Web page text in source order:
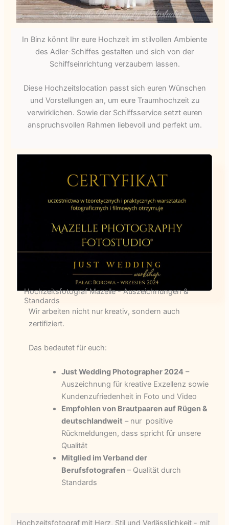
In Binz könnt Ihr eure Hochzeit im stilvollen Ambiente
des Adler-Schiffes gestalten und sich von der
Schiffseinrichtung verzaubern lassen.
Diese Hochzeitslocation passt sich euren Wünschen
und Vorstellungen an, um eure Traumhochzeit zu
verwirklichen. Sowie der Schiffsservice setzt euren
anspruchsvollen Rahmen liebevoll und perfekt um.
Hochzeitsfotograf Mazelle - Auszeichnungen &
Standards
Wir arbeiten nicht nur kreativ, sondern auch
zertifiziert.
Das bedeutet für euch:
Just Wedding Photographer 2024 –
Auszeichnung für kreative Exzellenz sowie
Kundenzufriedenheit in Foto und Video
Empfohlen von Brautpaaren auf Rügen &
deutschlandweit – nur positive
Rückmeldungen, dass spricht für unsere
Qualität
Mitglied im Verband der
Berufsfotografen – Qualität durch
Standards
Hochzeitsfotograf mit Herz, Stil und Verlässlichkeit - mit